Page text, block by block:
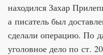
находился Захар
а писатель был
сделали операцию. По
уголовное дело по ст.